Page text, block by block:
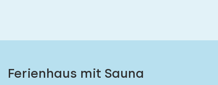
Ferienhaus mit Sauna